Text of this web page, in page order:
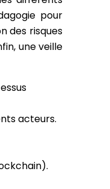
pour
des risques
une veille
acteurs.